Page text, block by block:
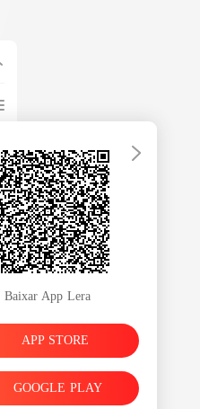
Baixar App Lera
APP STORE
GOOGLE PLAY